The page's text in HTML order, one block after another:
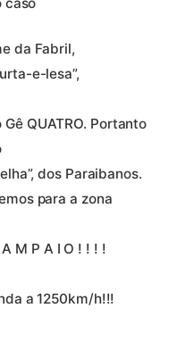
da Fabril,
e-lesa”,
QUATRO. Portanto
dos Paraibanos.
para a zona
M P A I O ! ! ! !
a 1250km/h!!!